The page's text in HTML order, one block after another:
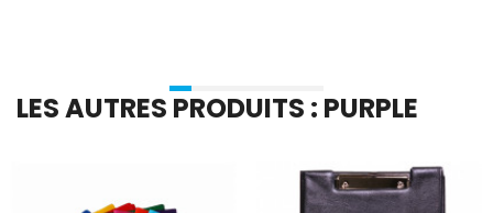
LES AUTRES PRODUITS : PURPLE